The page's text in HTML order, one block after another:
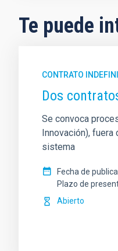
Te puede
CONTRATO
Dos
Se convoca
Innovación),
sistema
Fecha de
Plazo de
Abierto